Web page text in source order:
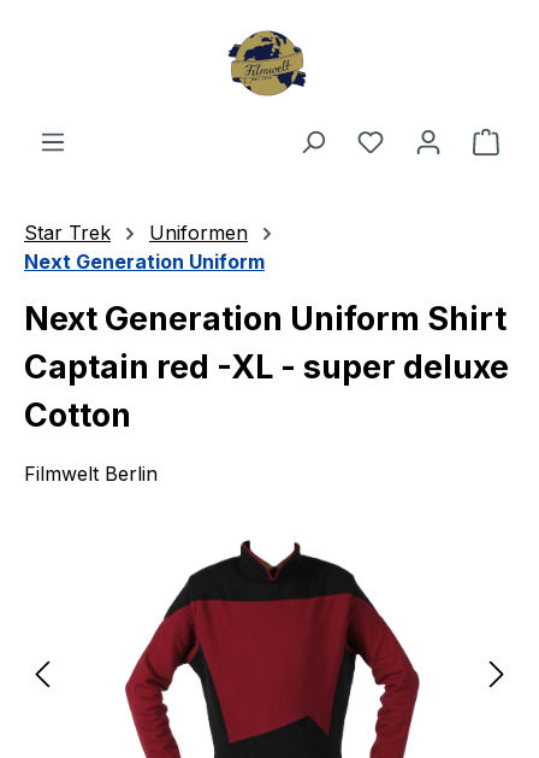
Du hast 0
Star Trek
Uniformen
Next Generation Uniform
Next Generation Uniform Shirt
Captain red -XL - super deluxe
Cotton
Filmwelt Berlin